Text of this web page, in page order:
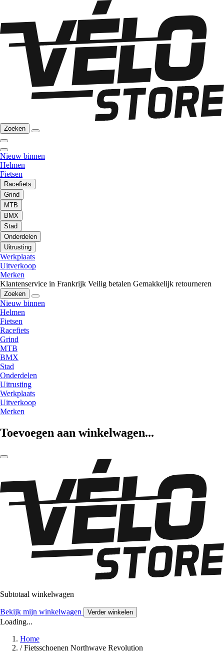
Zoeken
Nieuw binnen
Helmen
Fietsen
Racefiets
Grind
MTB
BMX
Stad
Onderdelen
Uitrusting
Werkplaats
Uitverkoop
Merken
Klantenservice in Frankrijk Veilig betalen Gemakkelijk retourneren
Zoeken
Nieuw binnen
Helmen
Fietsen
Racefiets
Grind
MTB
BMX
Stad
Onderdelen
Uitrusting
Werkplaats
Uitverkoop
Merken
Toevoegen aan winkelwagen...
Subtotaal winkelwagen
Bekijk mijn winkelwagen Verder winkelen
Loading...
Home
/ Fietsschoenen Northwave Revolution